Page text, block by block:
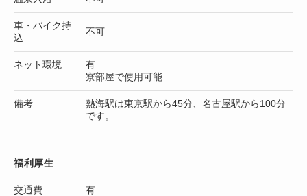
車・バイク持
込
不可
ネット環境
有
寮部屋で使用可能
備考
熱海駅は東京駅から45分、名古屋駅から100分
です。
福利厚生
交通費 有